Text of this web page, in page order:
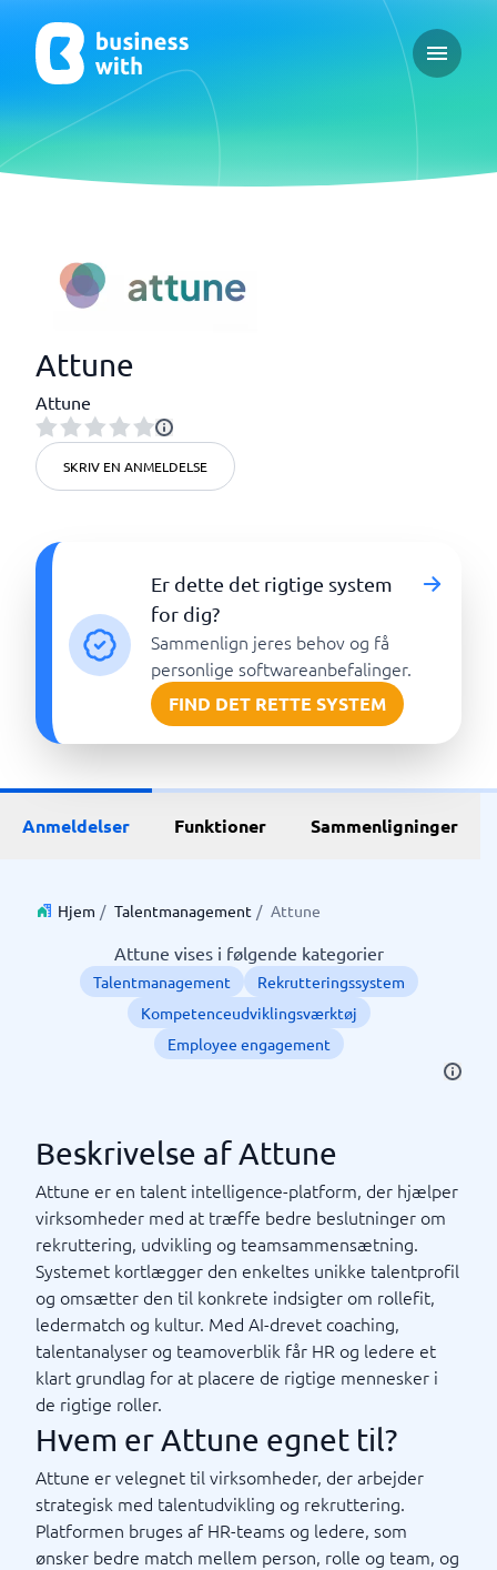
Open
Attune
Attune
SKRIV EN ANMELDELSE
Er dette det rigtige system
for dig?
Sammenlign jeres behov og få
personlige softwareanbefalinger.
FIND DET RETTE SYSTEM
Anmeldelser Funktioner Sammenligninger
Hjem / Talentmanagement / Attune
Attune vises i følgende kategorier
Talentmanagement
Rekrutteringssystem
Kompetenceudviklingsværktøj
Employee engagement
Beskrivelse af Attune
Attune er en talent intelligence-platform, der hjælper
virksomheder med at træffe bedre beslutninger om
rekruttering, udvikling og teamsammensætning.
Systemet kortlægger den enkeltes unikke talentprofil
og omsætter den til konkrete indsigter om rollefit,
ledermatch og kultur. Med AI-drevet coaching,
talentanalyser og teamoverblik får HR og ledere et
klart grundlag for at placere de rigtige mennesker i
de rigtige roller.
Hvem er Attune egnet til?
Attune er velegnet til virksomheder, der arbejder
strategisk med talentudvikling og rekruttering.
Platformen bruges af HR-teams og ledere, som
ønsker bedre match mellem person, rolle og team, og